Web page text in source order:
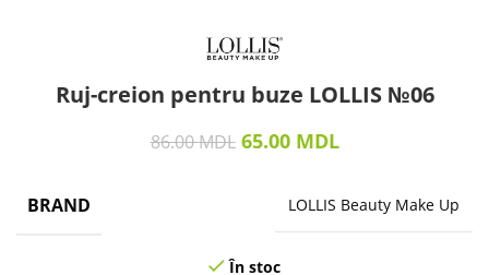
Ruj-creion pentru buze LOLLIS №06
86.00MDL 65.00 MDL
BRAND LOLLIS Beauty Make Up
În stoc